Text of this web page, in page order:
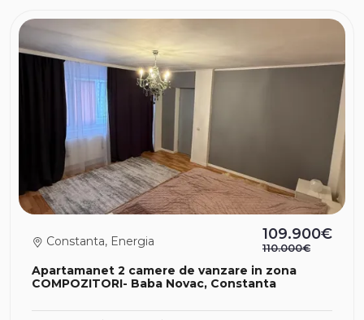
Apartamanet 2 camere de vanzare in zona
COMPOZITORI- Baba Novac, Constanta
Constanta, Energia 109.900€
110.000€